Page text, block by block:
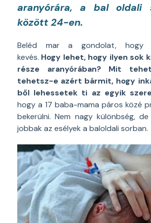
aranyórára, a bal oldali
között 24-en.
Beléd mar a gondolat, hogy
kevés. Hogy lehet, hogy ilyen sok
része aranyórában? Mit
tehetsz-e azért bármit, hogy
ből lehessetek ti az egyik
hogy a 17 baba-mama páros közé
bekerülni. Nem nagy különbség,
jobbak az esélyek a baloldali sorban.